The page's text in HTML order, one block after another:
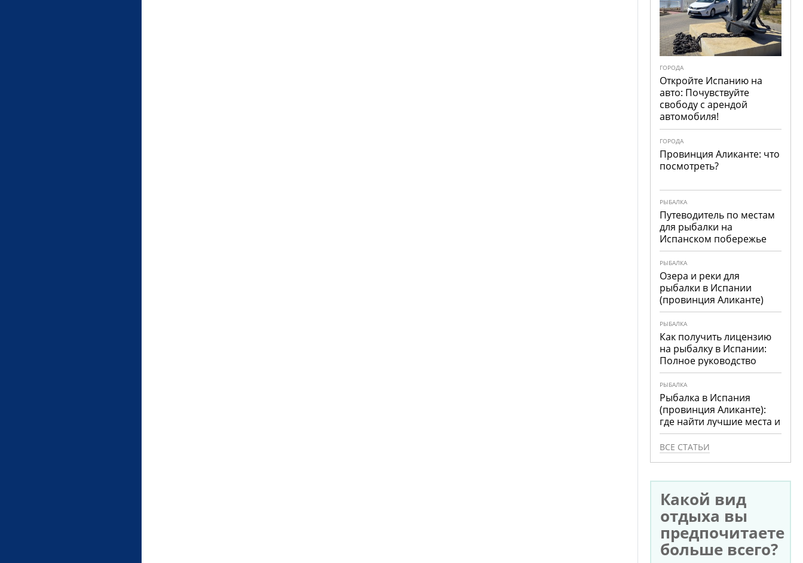
ГОРОДА
Откройте Испанию на
авто: Почувствуйте
свободу с арендой
автомобиля!
ГОРОДА
Провинция Аликанте: что
посмотреть?
РЫБАЛКА
Путеводитель по местам
для рыбалки на
Испанском побережье
РЫБАЛКА
Озера и реки для
рыбалки в Испании
(провинция Аликанте)
РЫБАЛКА
Как получить лицензию
на рыбалку в Испании:
Полное руководство
РЫБАЛКА
Рыбалка в Испания
(провинция Аликанте):
где найти лучшие места и
что ловить
ВСЕ СТАТЬИ
Какой вид
отдыха вы
предпочитаете
больше всего?